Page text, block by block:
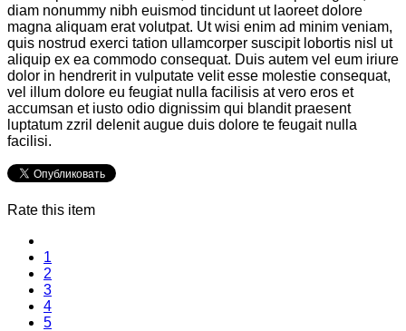
diam nonummy nibh euismod tincidunt ut laoreet dolore
magna aliquam erat volutpat. Ut wisi enim ad minim veniam,
quis nostrud exerci tation ullamcorper suscipit lobortis nisl ut
aliquip ex ea commodo consequat. Duis autem vel eum iriure
dolor in hendrerit in vulputate velit esse molestie consequat,
vel illum dolore eu feugiat nulla facilisis at vero eros et
accumsan et iusto odio dignissim qui blandit praesent
luptatum zzril delenit augue duis dolore te feugait nulla
facilisi.
Rate this item
1
2
3
4
5